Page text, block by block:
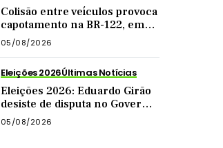
Colisão entre veículos provoca
capotamento na BR-122, em
Quixadá
05/08/2026
Eleições 2026Últimas Notícias
Eleições 2026: Eduardo Girão
desiste de disputa no Governo
do Ceará e decide ser vice de
Zema
05/08/2026